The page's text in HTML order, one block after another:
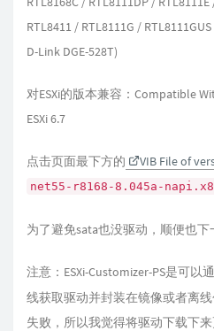
RTL8411 / RTL8111G /
D-Link DGE-528T)
对ESXi的版本兼容：Compatible
ESXi 6.7
点击页面最下方的 VIB File of
net55-r8168-8.045a-
为了避免sata也没驱动，顺便也下
注意：ESXi-Customizer-PS是可以
线获取驱动并封装在镜像或者离
失败，所以我觉得将驱动下载下来